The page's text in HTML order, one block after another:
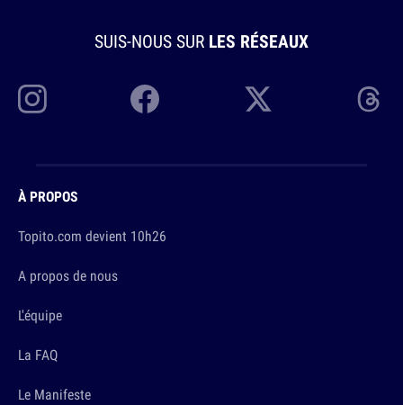
SUIS-NOUS SUR LES RÉSEAUX
À PROPOS
Topito.com devient 10h26
A propos de nous
L'équipe
La FAQ
Le Manifeste